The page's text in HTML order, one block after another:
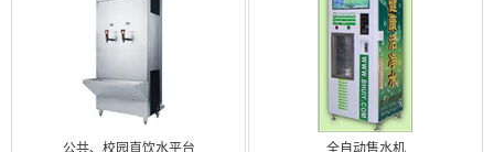
公共、校园直饮水平台 全自动售水机